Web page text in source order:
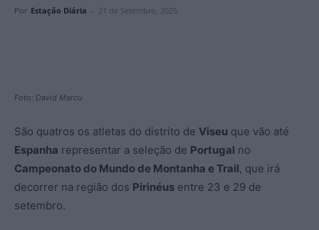
Por Estação Diária - 21 de Setembro, 2025
Foto: David Marcu
São quatros os atletas do distrito de Viseu que vão até
Espanha representar a seleção de Portugal no
Campeonato do Mundo de Montanha e Trail, que irá
decorrer na região dos Pirinéus entre 23 e 29 de
setembro.